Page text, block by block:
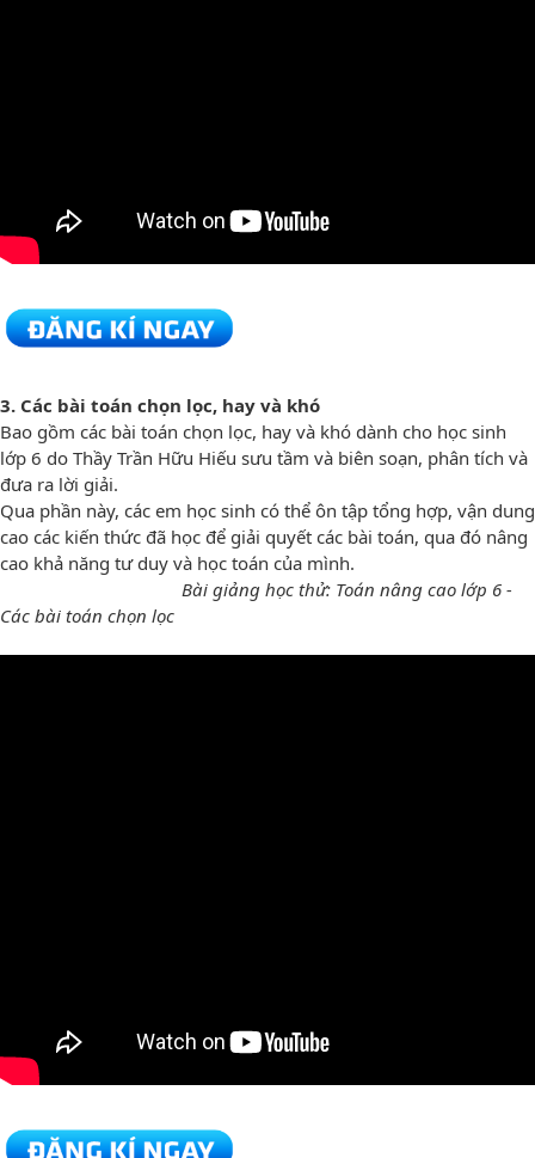
3. Các bài toán chọn lọc, hay và khó
Bao gồm các bài toán chọn lọc, hay và khó dành cho học sinh
lớp 6 do Thầy Trần Hữu Hiếu sưu tầm và biên soạn, phân tích và
đưa ra lời giải.
Qua phần này, các em học sinh có thể ôn tập tổng hợp, vận dung
cao các kiến thức đã học để giải quyết các bài toán, qua đó nâng
cao khả năng tư duy và học toán của mình.
Bài giảng học thử: Toán nâng cao lớp 6 -
Các bài toán chọn lọc